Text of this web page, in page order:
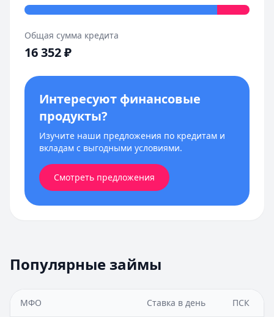
Общая сумма кредита
16 352₽
Интересуют финансовые
продукты?
Изучите наши предложения по кредитам и
вкладам с выгодными условиями.
Смотреть предложения
Популярные займы
МФО Ставка в день ПСК